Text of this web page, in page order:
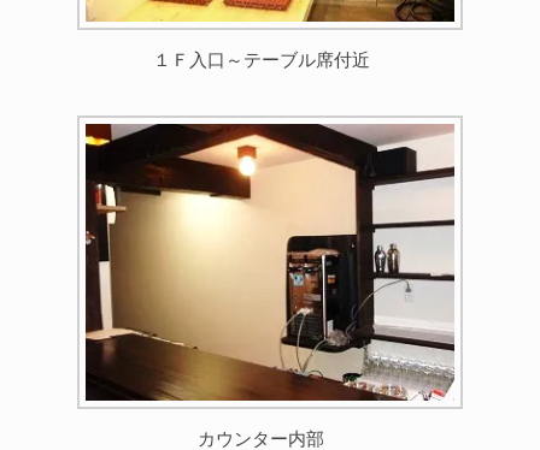
１Ｆ入口～テーブル席付近
カウンター内部